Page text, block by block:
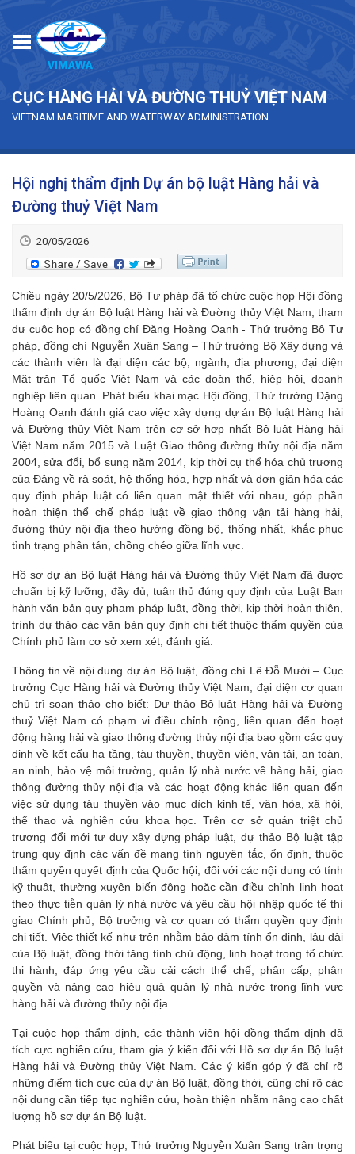
CỤC HÀNG HẢI VÀ ĐƯỜNG THUỶ VIỆT NAM
VIETNAM MARITIME AND WATERWAY ADMINISTRATION
Hội nghị thẩm định Dự án bộ luật Hàng hải và
Đường thuỷ Việt Nam
20/05/2026
Chiều ngày 20/5/2026, Bộ Tư pháp đã tổ chức cuộc họp Hội đồng
thẩm định dự án Bộ luật Hàng hải và Đường thủy Việt Nam, tham
dự cuộc họp có đồng chí Đặng Hoàng Oanh - Thứ trưởng Bộ Tư
pháp, đồng chí Nguyễn Xuân Sang – Thứ trưởng Bộ Xây dựng và
các thành viên là đại diện các bộ, ngành, địa phương, đại diện
Mặt trận Tổ quốc Việt Nam và các đoàn thể, hiệp hội, doanh
nghiệp liên quan. Phát biểu khai mạc Hội đồng, Thứ trưởng Đặng
Hoàng Oanh đánh giá cao việc xây dựng dự án Bộ luật Hàng hải
và Đường thủy Việt Nam trên cơ sở hợp nhất Bộ luật Hàng hải
Việt Nam năm 2015 và Luật Giao thông đường thủy nội địa năm
2004, sửa đổi, bổ sung năm 2014, kịp thời cụ thể hóa chủ trương
của Đảng về rà soát, hệ thống hóa, hợp nhất và đơn giản hóa các
quy định pháp luật có liên quan mật thiết với nhau, góp phần
hoàn thiện thể chế pháp luật về giao thông vận tải hàng hải,
đường thủy nội địa theo hướng đồng bộ, thống nhất, khắc phục
tình trạng phân tán, chồng chéo giữa lĩnh vực.
Hồ sơ dự án Bộ luật Hàng hải và Đường thủy Việt Nam đã được
chuẩn bị kỹ lưỡng, đầy đủ, tuân thủ đúng quy định của Luật Ban
hành văn bản quy phạm pháp luật, đồng thời, kịp thời hoàn thiện,
trình dự thảo các văn bản quy định chi tiết thuộc thẩm quyền của
Chính phủ làm cơ sở xem xét, đánh giá.
Thông tin về nội dung dự án Bộ luật, đồng chí Lê Đỗ Mười – Cục
trưởng Cục Hàng hải và Đường thủy Việt Nam, đại diện cơ quan
chủ trì soạn thảo cho biết: Dự thảo Bộ luật Hàng hải và Đường
thuỷ Việt Nam có phạm vi điều chỉnh rộng, liên quan đến hoạt
động hàng hải và giao thông đường thủy nội địa bao gồm các quy
định về kết cấu hạ tầng, tàu thuyền, thuyền viên, vận tải, an toàn,
an ninh, bảo vệ môi trường, quản lý nhà nước về hàng hải, giao
thông đường thủy nội địa và các hoạt động khác liên quan đến
việc sử dụng tàu thuyền vào mục đích kinh tế, văn hóa, xã hội,
thể thao và nghiên cứu khoa học. Trên cơ sở quán triệt chủ
trương đổi mới tư duy xây dựng pháp luật, dự thảo Bộ luật tập
trung quy định các vấn đề mang tính nguyên tắc, ổn định, thuộc
thẩm quyền quyết định của Quốc hội; đối với các nội dung có tính
kỹ thuật, thường xuyên biến động hoặc cần điều chỉnh linh hoạt
theo thực tiễn quản lý nhà nước và yêu cầu hội nhập quốc tế thì
giao Chính phủ, Bộ trưởng và cơ quan có thẩm quyền quy định
chi tiết. Việc thiết kế như trên nhằm bảo đảm tính ổn định, lâu dài
của Bộ luật, đồng thời tăng tính chủ động, linh hoạt trong tổ chức
thi hành, đáp ứng yêu cầu cải cách thể chế, phân cấp, phân
quyền và nâng cao hiệu quả quản lý nhà nước trong lĩnh vực
hàng hải và đường thủy nội địa.
Tại cuộc họp thẩm định, các thành viên hội đồng thẩm định đã
tích cực nghiên cứu, tham gia ý kiến đối với Hồ sơ dự án Bộ luật
Hàng hải và Đường thủy Việt Nam. Các ý kiến góp ý đã chỉ rõ
những điểm tích cực của dự án Bộ luật, đồng thời, cũng chỉ rõ các
nội dung cần tiếp tục nghiên cứu, hoàn thiện nhằm nâng cao chất
lượng hồ sơ dự án Bộ luật.
Phát biểu tại cuộc họp, Thứ trưởng Nguyễn Xuân Sang trân trọng